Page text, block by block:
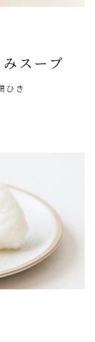
スープ
き